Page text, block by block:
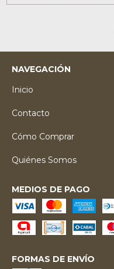
NAVEGACIÓN
Inicio
Contacto
Cómo Comprar
Quiénes Somos
MEDIOS DE PAGO
FORMAS DE ENVÍO